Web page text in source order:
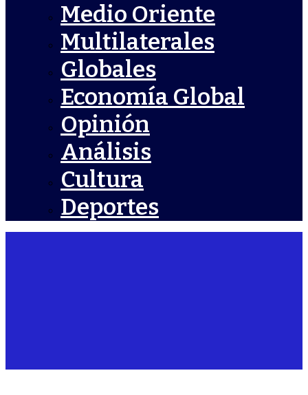
Medio Oriente
Multilaterales
Globales
Economía Global
Opinión
Análisis
Cultura
Deportes